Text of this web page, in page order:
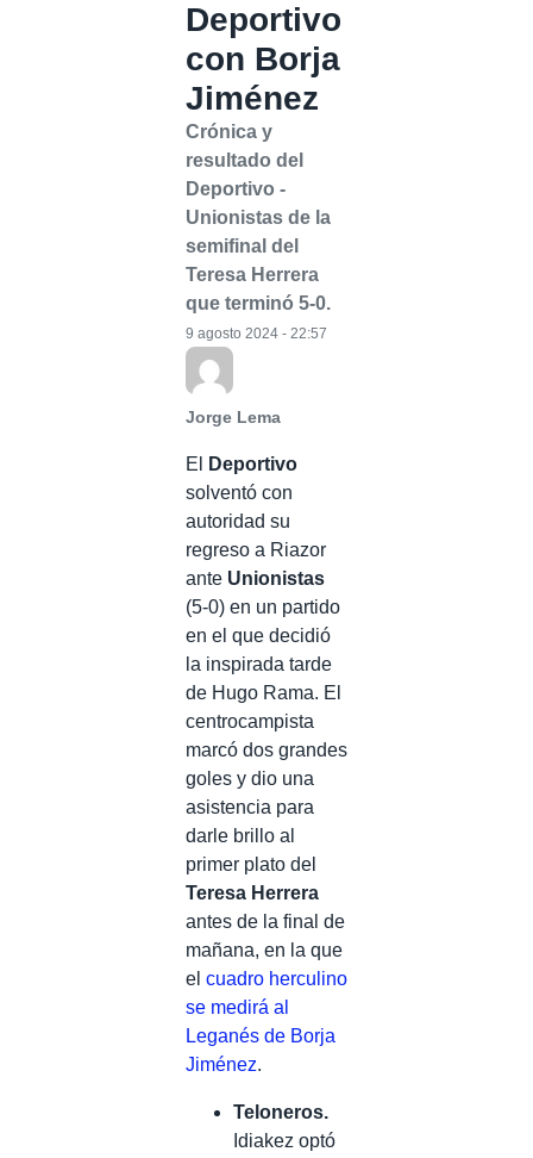
Deportivo
con Borja
Jiménez
Crónica y
resultado del
Deportivo -
Unionistas de la
semifinal del
Teresa Herrera
que terminó 5-0.
Jorge Lema
9 agosto 2024 - 22:57
El
Deportivo
solventó con
autoridad su
regreso a Riazor
ante Unionistas
(5-0) en un partido
en el que decidió
la inspirada tarde
de Hugo Rama. El
centrocampista
marcó dos grandes
goles y dio una
asistencia para
darle brillo al
primer plato del
Teresa Herrera
antes de la final de
mañana, en la que
el cuadro herculino
se medirá al
Leganés de Borja
Jiménez.
Teloneros.
Idiakez optó